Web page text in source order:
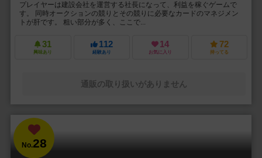
プレイヤーは建設会社を運営する社長になって、利益を稼ぐゲームで
す。 同時オークションの競りとその競りに必要なカードのマネジメン
トが肝です。 粗い部分が多く、ここで...
31
興味あり
112
経験あり
14
お気に入り
72
持ってる
通販の取り扱いがありません
No.28